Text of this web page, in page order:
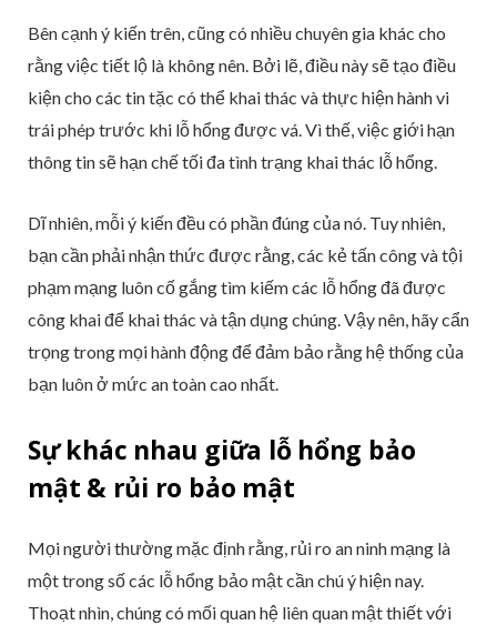
Bên cạnh ý kiến trên, cũng có nhiều chuyên gia khác cho
rằng việc tiết lộ là không nên. Bởi lẽ, điều này sẽ tạo điều
kiện cho các tin tặc có thể khai thác và thực hiện hành vi
trái phép trước khi lỗ hổng được vá. Vì thế, việc giới hạn
thông tin sẽ hạn chế tối đa tình trạng khai thác lỗ hổng.
Dĩ nhiên, mỗi ý kiến đều có phần đúng của nó. Tuy nhiên,
bạn cần phải nhận thức được rằng, các kẻ tấn công và tội
phạm mạng luôn cố gắng tìm kiếm các lỗ hổng đã được
công khai để khai thác và tận dụng chúng. Vậy nên, hãy cẩn
trọng trong mọi hành động để đảm bảo rằng hệ thống của
bạn luôn ở mức an toàn cao nhất.
Sự khác nhau giữa lỗ hổng bảo
mật & rủi ro bảo mật
Mọi người thường mặc định rằng, rủi ro an ninh mạng là
một trong số các lỗ hổng bảo mật cần chú ý hiện nay.
Thoạt nhìn, chúng có mối quan hệ liên quan mật thiết với